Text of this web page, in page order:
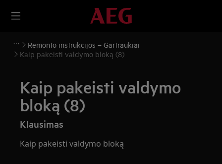
Remonto instrukcijos – Gartraukiai
Kaip pakeisti valdymo bloką (8)
Kaip pakeisti valdymo
bloką (8)
Klausimas
Kaip pakeisti valdymo bloką